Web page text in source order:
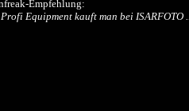
Empfehlung:
Equipment kauft man bei ISARFOTO